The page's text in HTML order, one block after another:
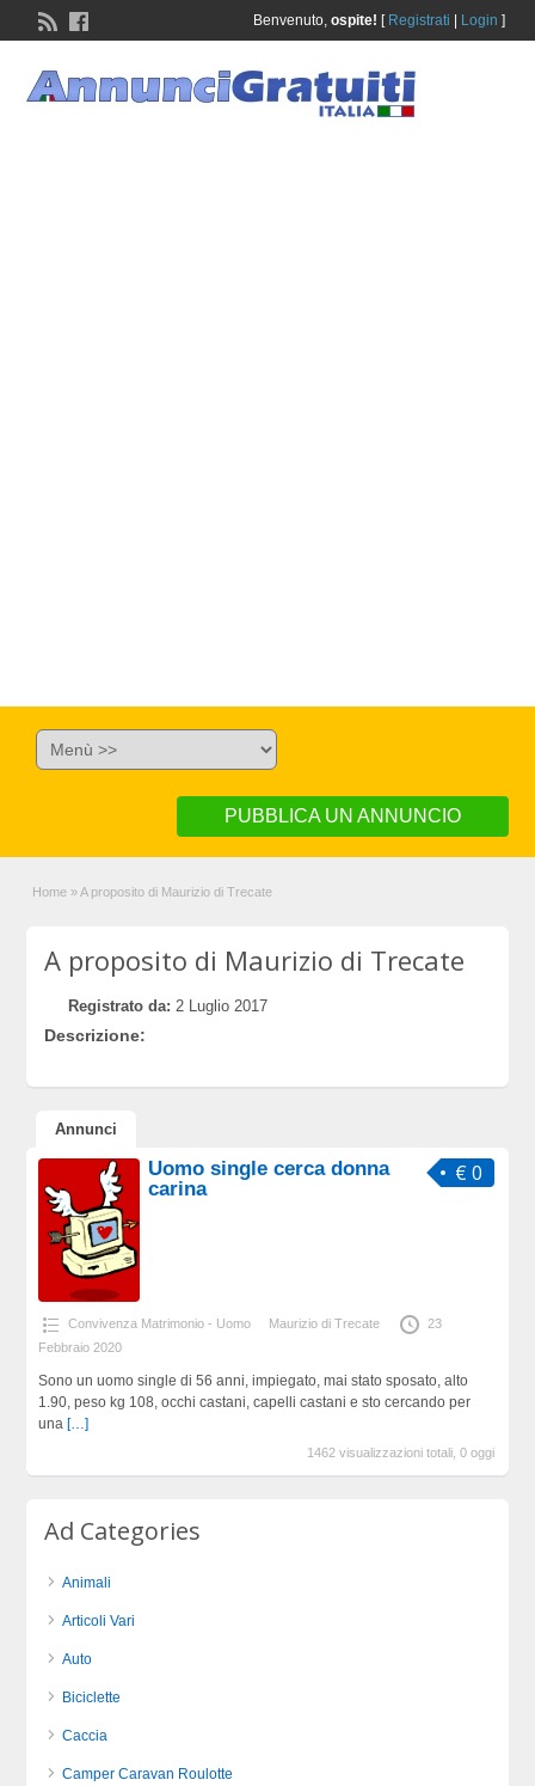
Benvenuto, ospite! [ Registrati Login ]
PUBBLICA UN ANNUNCIO
Home » A proposito di Maurizio di Trecate
A proposito di Maurizio di Trecate
Registrato da: 2 Luglio 2017
Descrizione:
Annunci
€ 0
Uomo single cerca donna
carina
Convivenza Matrimonio - Uomo Maurizio di Trecate
23
Febbraio 2020
Sono un uomo single di 56 anni, impiegato, mai stato sposato, alto
1.90, peso kg 108, occhi castani, capelli castani e sto cercando per
una […]
1462 visualizzazioni totali, 0 oggi
Ad Categories
Animali
Articoli Vari
Auto
Biciclette
Caccia
Camper Caravan Roulotte